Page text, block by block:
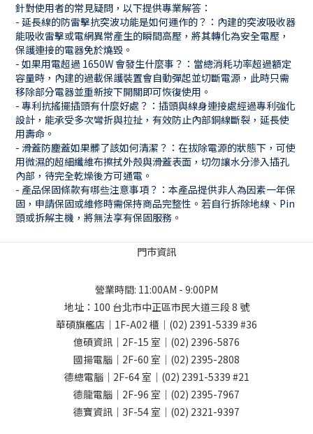
針對使用者的常見疑問，以下提供專業解答：
- 延長線的防雷擊抗突波功能是如何運作的？：內建的突波吸收器
能吸收雷擊或電網異常產生的瞬間高壓，將其轉化為安全電壓，
保護連接的電器免於燒毀。
- 如果用電超過 1650W 會發生什麼事？：當總消耗功率超過額定
容量時，內建的過載保護裝置會自動彈起並切斷電源，此時只需
移除部分電器並重新按下開關即可恢復使用。
- 專利抗搖擺插頭有什麼好處？：插頭與線身連接處經過專利強化
設計，能承受多次彎折與拉扯，有效防止內部銅線斷裂，延長使
用壽命。
- 滑蓋防塵蓋如果髒了該如何清潔？：在拔除電源的狀態下，可使
用微濕的超細纖維布擦拭外殼與滑蓋表面，切勿讓水分滲入插孔
內部，待完全乾燥後方可通電。
- 產品保固條款有哪些注意事項？：本產品提供非人為因素一年保
固，申請保固或維修時需保持商品完整性。若自行拆除地線、Pin
頭或拆解主機，將無法享有保固服務。
門市資訊
營業時間: 11:00AM - 9:00PM
地址： 100 台北市中正區市民大道三段 8 號
華碩旗艦店｜1F-A02 櫃｜ (02) 2391-5339 #36
億碩資訊｜2F-15 室｜ (02) 2396-5876
國揚電腦｜2F-60 室｜ (02) 2395-2808
德總電腦｜2F-64 室｜ (02) 2391-5339 #21
德龍電腦｜2F-96 室｜ (02) 2395-7967
德寶資訊｜3F-54 室｜ (02) 2321-9397